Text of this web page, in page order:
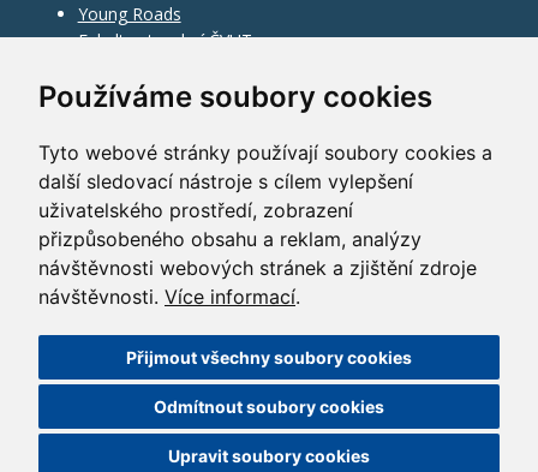
Používáme soubory cookies
Tyto webové stránky používají soubory cookies a
další sledovací nástroje s cílem vylepšení
uživatelského prostředí, zobrazení
přizpůsobeného obsahu a reklam, analýzy
návštěvnosti webových stránek a zjištění zdroje
návštěvnosti. Více informací.
Přijmout všechny soubory cookies
Odmítnout soubory cookies
Upravit soubory cookies
Young Roads
Fakulta stavební ČVUT
©2010–2026HOCHTIEF CZ a.s.
Nastavení cookies| Powered by: